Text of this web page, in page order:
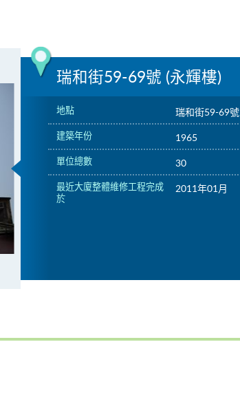
瑞和街59-69號 (永輝樓)
地點 瑞和街59-69號
建築年份 1965
單位總數 30
最近大廈整體維修工程完成
於
2011年01月